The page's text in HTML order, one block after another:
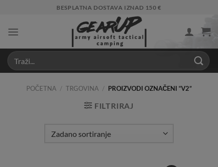
content
BESPLATNA DOSTAVA IZNAD 150 €
POČETNA / TRGOVINA / PROIZVODI OZNAČENI “V2”
FILTRIRAJ